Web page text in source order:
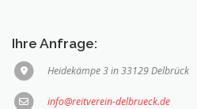
Ihre Anfrage:
Heidekämpe 3 in 33129 Delbrück
info@reitverein-delbrueck.de